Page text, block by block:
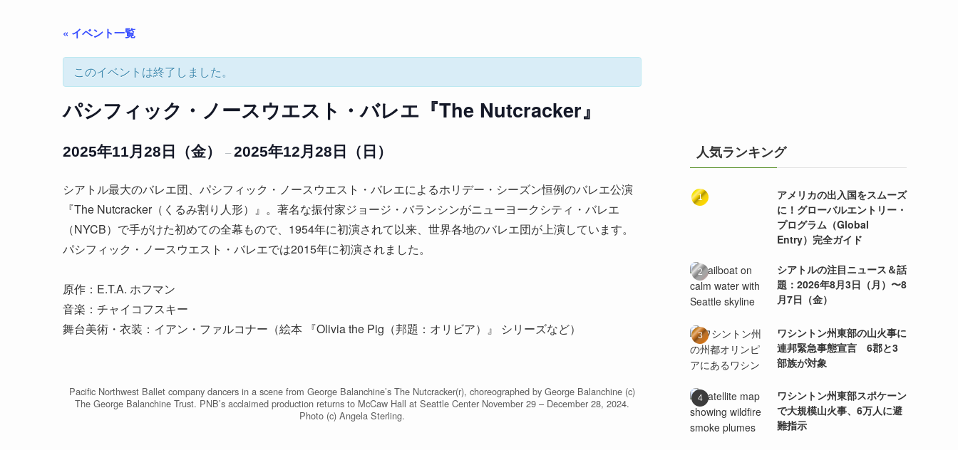
« イベント一覧
このイベントは終了しました。
パシフィック・ノースウエスト・バレエ『The Nutcracker』
2025年11月28日（金） – 2025年12月28日（日）
シアトル最大のバレエ団、パシフィック・ノースウエスト・バレエによるホリデー・シーズン恒例のバレエ公演
『The Nutcracker（くるみ割り人形）』。著名な振付家ジョージ・バランシンがニューヨークシティ・バレエ
（NYCB）で手がけた初めての全幕もので、1954年に初演されて以来、世界各地のバレエ団が上演しています。
パシフィック・ノースウエスト・バレエでは2015年に初演されました。
原作：E.T.A. ホフマン
音楽：チャイコフスキー
舞台美術・衣装：イアン・ファルコナー（絵本 『Olivia the Pig（邦題：オリビア）』 シリーズなど）
Pacific Northwest Ballet company dancers in a scene from George Balanchine’s The Nutcracker(r), choreographed by George Balanchine (c)
The George Balanchine Trust. PNB’s acclaimed production returns to McCaw Hall at Seattle Center November 29 – December 28, 2024.
Photo (c) Angela Sterling.
人気ランキング
アメリカの出入国をスムーズ
に！グローバルエントリー・
プログラム（Global
Entry）完全ガイド
シアトルの注目ニュース＆話
題：2026年8月3日（月）〜8
月7日（金）
ワシントン州東部の山火事に
連邦緊急事態宣言 6郡と3
部族が対象
ワシントン州東部スポケーン
で大規模山火事、6万人に避
難指示